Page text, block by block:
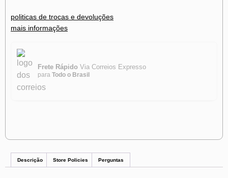
politicas de trocas e devoluções
mais informações
Frete Rápido Via Correios Expresso
para Todo o Brasil
Descrição Store Policies Perguntas